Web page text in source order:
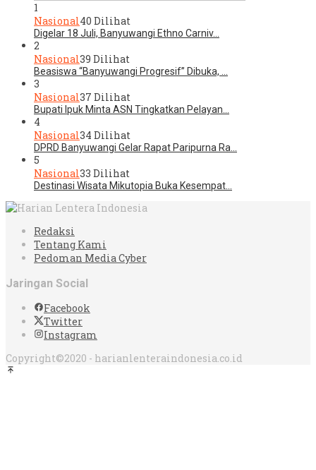
1
Nasional40 Dilihat
Digelar 18 Juli, Banyuwangi Ethno Carniv…
2
Nasional39 Dilihat
Beasiswa “Banyuwangi Progresif” Dibuka, …
3
Nasional37 Dilihat
Bupati Ipuk Minta ASN Tingkatkan Pelayan…
4
Nasional34 Dilihat
DPRD Banyuwangi Gelar Rapat Paripurna Ra…
5
Nasional33 Dilihat
Destinasi Wisata Mikutopia Buka Kesempat…
Redaksi
Tentang Kami
Pedoman Media Cyber
Jaringan Social
Facebook
Twitter
Instagram
Copyright©2020 - harianlenteraindonesia.co.id